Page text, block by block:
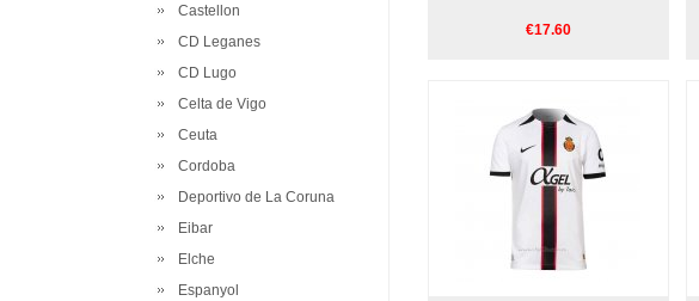
Castellon
CD Leganes
CD Lugo
Celta de Vigo
Ceuta
Cordoba
Deportivo de La Coruna
Eibar
Elche
Espanyol
€17.60